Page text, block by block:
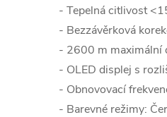
- Tepelná citlivost
- Bezzávěrková
- 2600 m maximální
- OLED displej s
- Obnovovací
- Barevné režimy: